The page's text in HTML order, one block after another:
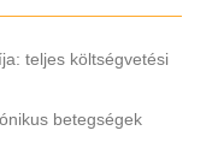
teljes költségvetési
betegségek